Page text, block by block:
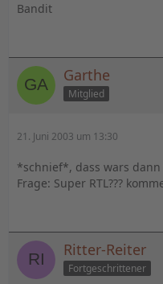
Bandit
Garthe
Mitglied
21. Juni 2003 um 13:30
*schnief*, dass wars dann
Frage: Super RTL???
Ritter-Reiter
Fortgeschrittener